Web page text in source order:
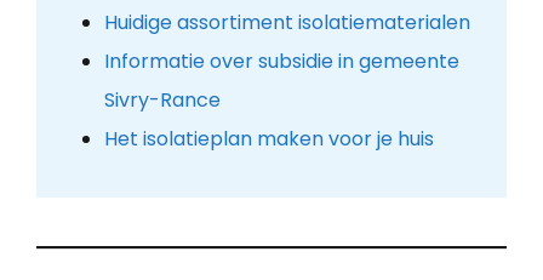
Huidige assortiment isolatiematerialen
Informatie over subsidie in gemeente
Sivry-Rance
Het isolatieplan maken voor je huis